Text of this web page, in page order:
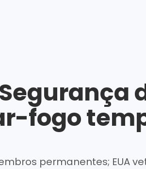
fogo
permanentes; EUA